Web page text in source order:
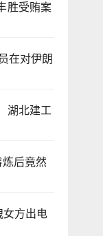
胜受贿案
在对伊朗
湖北建工
后竟然
女方出电